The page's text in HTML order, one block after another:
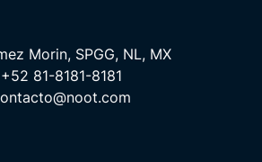
Morin, SPGG, NL, MX
+52 81-8181-8181